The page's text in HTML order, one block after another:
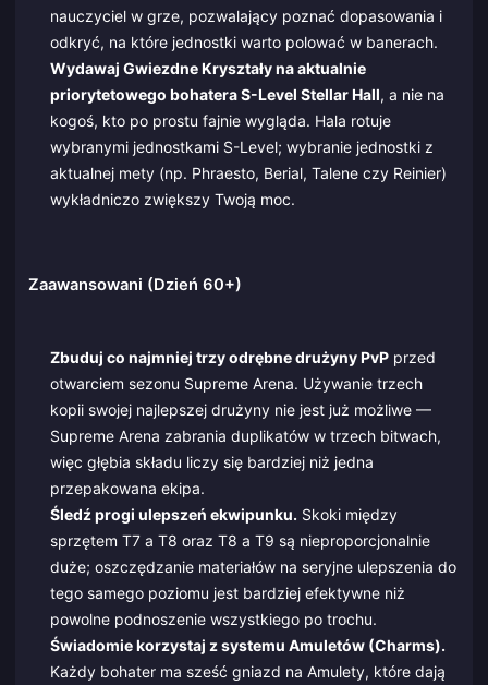
nauczyciel w grze, pozwalający poznać dopasowania i
odkryć, na które jednostki warto polować w banerach.
Wydawaj Gwiezdne Kryształy na aktualnie
priorytetowego bohatera S-Level Stellar Hall, a nie na
kogoś, kto po prostu fajnie wygląda. Hala rotuje
wybranymi jednostkami S-Level; wybranie jednostki z
aktualnej mety (np. Phraesto, Berial, Talene czy Reinier)
wykładniczo zwiększy Twoją moc.
Zaawansowani (Dzień 60+)
Zbuduj co najmniej trzy odrębne drużyny PvPprzed
otwarciem sezonu Supreme Arena. Używanie trzech
kopii swojej najlepszej drużyny nie jest już możliwe —
Supreme Arena zabrania duplikatów w trzech bitwach,
więc głębia składu liczy się bardziej niż jedna
przepakowana ekipa.
Śledź progi ulepszeń ekwipunku. Skoki między
sprzętem T7 a T8 oraz T8 a T9 są nieproporcjonalnie
duże; oszczędzanie materiałów na seryjne ulepszenia do
tego samego poziomu jest bardziej efektywne niż
powolne podnoszenie wszystkiego po trochu.
Świadomie korzystaj z systemu Amuletów (Charms).
Każdy bohater ma sześć gniazd na Amulety, które dają